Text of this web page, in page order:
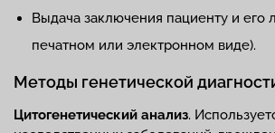
Выдача заключения пациенту и его
печатном или электронном виде).
Методы генетической
Цитогенетический анализ.